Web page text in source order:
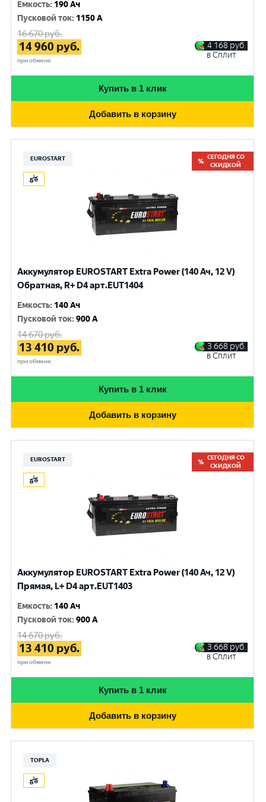
Емкость: 190 Ач
Пусковой ток: 1150 A
16 670руб.
14 960 руб.
при обмене
4 168 руб.
в Сплит
Купить в 1 клик
Добавить в корзину
EUROSTART
СЕГОДНЯ СО
СКИДКОЙ
Аккумулятор EUROSTART Extra Power (140 Ач, 12 V)
Обратная, R+ D4 арт.EUT1404
Емкость: 140 Ач
Пусковой ток:900 A
14 670руб.
13 410 руб.
при обмене
3 668 руб.
в Сплит
Купить в 1 клик
Добавить в корзину
EUROSTART
СЕГОДНЯ СО
СКИДКОЙ
Аккумулятор EUROSTART Extra Power (140 Ач, 12 V)
Прямая, L+ D4 арт.EUT1403
Емкость: 140 Ач
Пусковой ток:900 A
14 670руб.
13 410 руб.
при обмене
3 668 руб.
в Сплит
Купить в 1 клик
Добавить в корзину
TOPLA